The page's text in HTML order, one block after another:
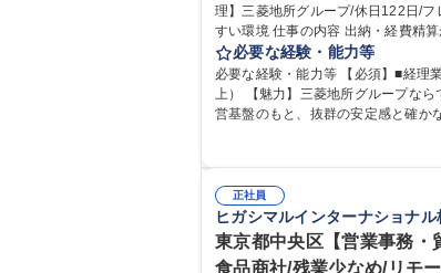
理】三菱地所グループ/休日122日/フ
すい環境 仕事の内容 出納・経費精算から決算、税務
全般まで一気通貫でお任せ。作業に
自身の経験を活かして主体的にバッ
えるポジションです。 経理業務全般をお任せしま
す。 ■出納業務（日々の入出金、経
日122日/フレックス/働きやすい環境
必要な経験・能力等
必要な経験・能力等 【必須】■経理
上） 【魅力】三菱地所グループなら
営基盤のもと、抜群の安定感と確か
に向けて有給休暇の取得を強力に後
長期休暇の取得はもちろん、日々の
時間も十分に確保できるよう、職場
ています。 「これまでの経理経験を
正社員
ヒガシマルインターナショナル
東京都中央区【営業事務・
食品商社/残業少なめ/リモ